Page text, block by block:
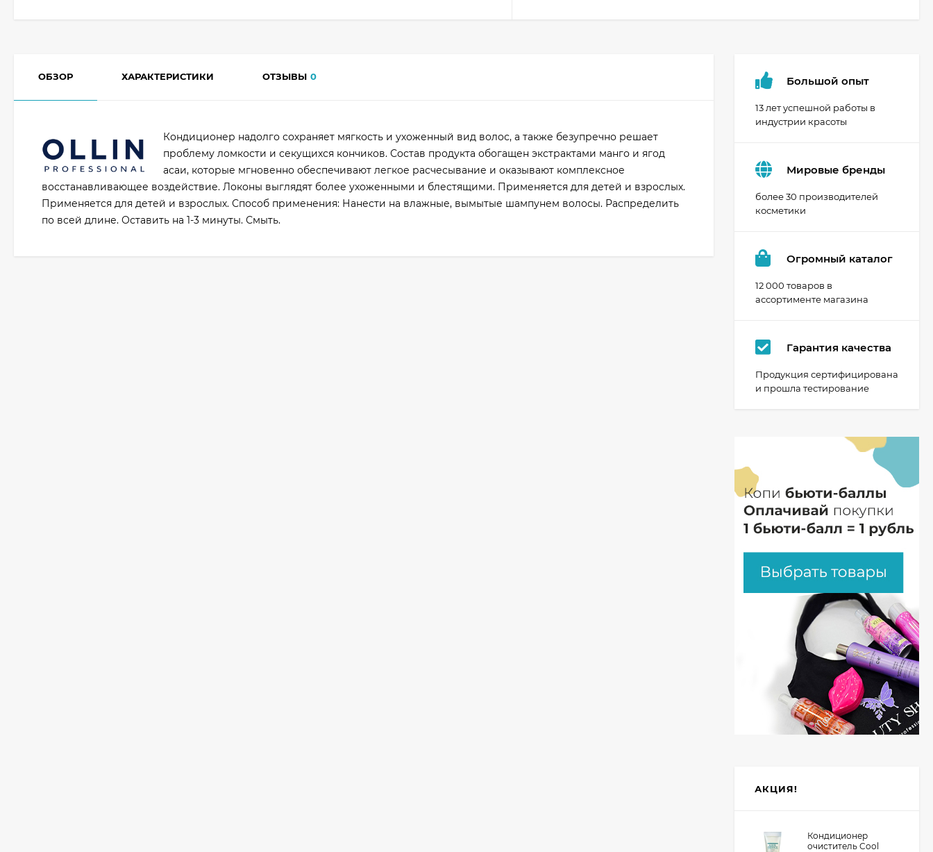
ОБЗОР ХАРАКТЕРИСТИКИ ОТЗЫВЫ 0
Кондиционер надолго сохраняет мягкость и ухоженный вид волос, а также безупречно решает
проблему ломкости и секущихся кончиков. Состав продукта обогащен экстрактами манго и ягод
асаи, которые мгновенно обеспечивают легкое расчесывание и оказывают комплексное
восстанавливающее воздействие. Локоны выглядят более ухоженными и блестящими. Применяется для детей и взрослых.
Применяется для детей и взрослых. Способ применения: Нанести на влажные, вымытые шампунем волосы. Распределить
по всей длине. Оставить на 1-3 минуты. Смыть.
Большой опыт
13 лет успешной работы в
индустрии красоты
Мировые бренды
более 30 производителей
косметики
Огромный каталог
12 000 товаров в
ассортименте магазина
Гарантия качества
Продукция сертифицирована
и прошла тестирование
АКЦИЯ!
Кондиционер
очиститель Cool